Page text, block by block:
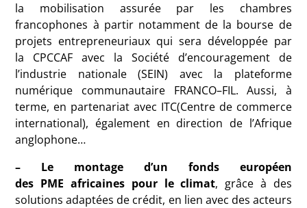
la mobilisation assurée par les chambres
francophones à partir notamment de la bourse de
projets entrepreneuriaux qui sera développée par
la
CPCCAF avec la Société d’encouragement de
l’industrie nationale (SEIN) avec la plateforme
numérique communautaire
FRANCO–FIL. Aussi, à
terme, en partenariat avec ITC(Centre de commerce
international), également en direction de l’Afrique
anglophone…
– Le montage d’un fonds européen
des PME africaines pour le climat, grâce à des
solutions adaptées de crédit, en lien avec des acteurs